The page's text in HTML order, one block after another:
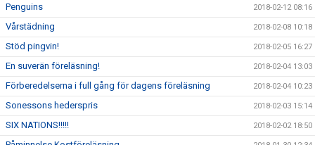
Penguins 2018-02-12 08:16
Vårstädning 2018-02-08 10:18
Stöd pingvin! 2018-02-05 16:27
En suverän föreläsning! 2018-02-04 13:03
Förberedelserna i full gång för dagens föreläsning 2018-02-04 10:23
Sonessons hederspris 2018-02-03 15:14
SIX NATIONS!!!!! 2018-02-02 18:50